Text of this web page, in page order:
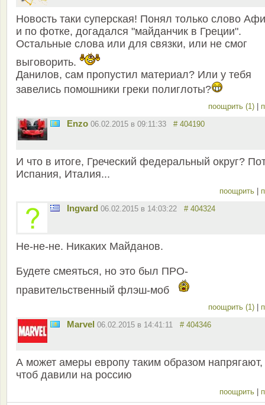
Новость таки суперская! Понял только слово
и по фотке, догадался "майданчик в Греции".
Остальные слова или для связки, или не смог
выговорить.
Данилов, сам пропустил материал? Или у тебя
завелись помошники греки полиглоты?
поощрить (1) |
Enzo 06.02.2015 в 09:11:33 # 404190
И что в итоге, Греческий федеральный округ?
Испания, Италия...
поощрить |
Ingvard 06.02.2015 в 14:03:22 # 404324
Не-не-не. Никаких Майданов.
Будете смеяться, но это был ПРО-
правительственный флэш-моб
поощрить (1) |
Marvel 06.02.2015 в 14:41:11 # 404346
А может амеры европу таким образом напрягают,
чтоб давили на россию
поощрить |